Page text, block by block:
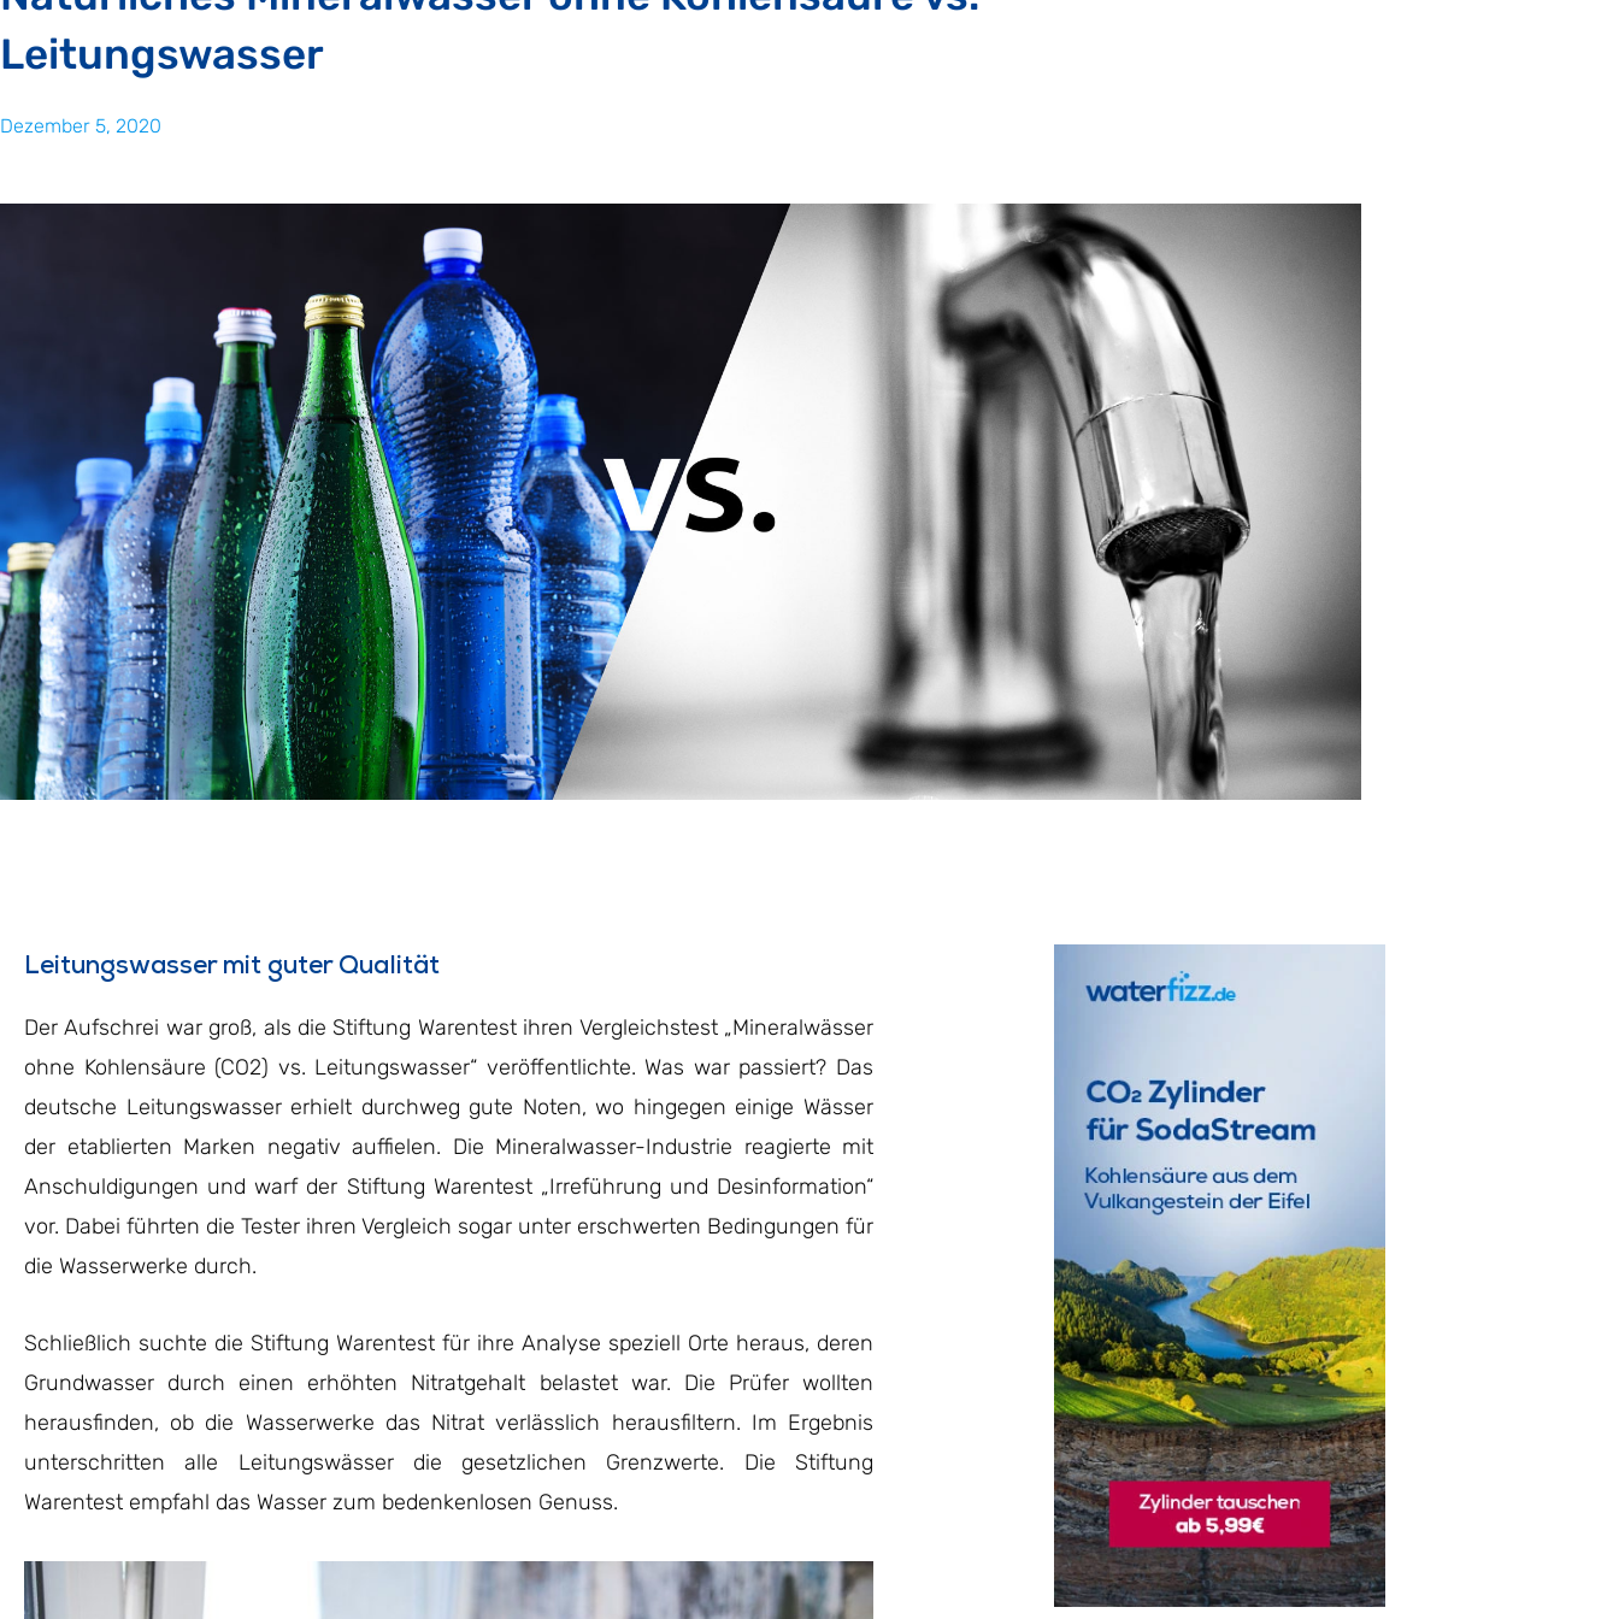
Leitungswasser
Dezember 5, 2020
Leitungswasser mit guter Qualität
Der Aufschrei war groß, als die Stiftung Warentest ihren Vergleichstest „Mineralwässer
ohne Kohlensäure (CO2) vs. Leitungswasser“ veröffentlichte. Was war passiert? Das
deutsche Leitungswasser erhielt durchweg gute Noten, wo hingegen einige Wässer
der etablierten Marken negativ auffielen. Die Mineralwasser-Industrie reagierte mit
Anschuldigungen und warf der Stiftung Warentest „Irreführung und Desinformation“
vor. Dabei führten die Tester ihren Vergleich sogar unter erschwerten Bedingungen für
die Wasserwerke durch.
Schließlich suchte die Stiftung Warentest für ihre Analyse speziell Orte heraus, deren
Grundwasser durch einen erhöhten Nitratgehalt belastet war. Die Prüfer wollten
herausfinden, ob die Wasserwerke das Nitrat verlässlich herausfiltern. Im Ergebnis
unterschritten alle Leitungswässer die gesetzlichen Grenzwerte. Die Stiftung
Warentest empfahl das Wasser zum bedenkenlosen Genuss.